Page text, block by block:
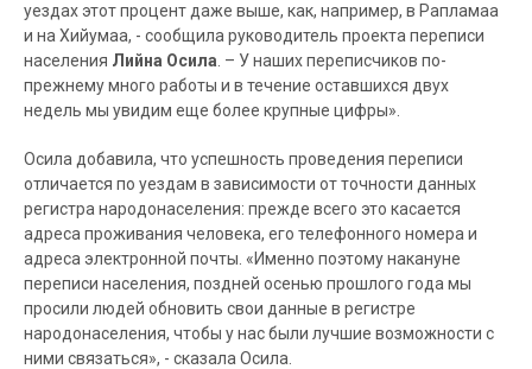
уездах этот процент даже выше, как, например, в Рапламаа
и на Хийумаа, - сообщила руководитель проекта переписи
населения Лийна Осила . – У наших переписчиков по-
прежнему много работы и в течение оставшихся двух
недель мы увидим еще более крупные цифры».
Осила добавила, что успешность проведения переписи
отличается по уездам в зависимости от точности данных
регистра народонаселения: прежде всего это касается
адреса проживания человека, его телефонного номера и
адреса электронной почты. «Именно поэтому накануне
переписи населения, поздней осенью прошлого года мы
просили людей обновить свои данные в регистре
народонаселения, чтобы у нас были лучшие возможности с
ними связаться», - сказала Осила.